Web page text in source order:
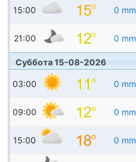
15:00 0 mm
21:00 0 mm
Суббота 15-08-2026
03:00 0 mm
09:00 0 mm
15:00 0 mm